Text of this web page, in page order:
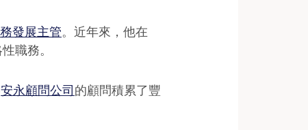
發展主管。近年來，他在
職務。
安永顧問公司 的顧問積累了豐